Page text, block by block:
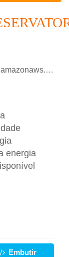
energia
Embutir